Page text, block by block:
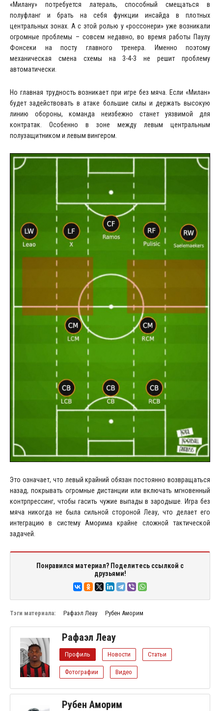
«Милану» потребуется латераль, способный смещаться в
полуфланг и брать на себя функции инсайда в плотных
центральных зонах. А с этой ролью у «россонери» уже возникали
огромные проблемы – совсем недавно, во время работы Паулу
Фонсеки на посту главного тренера. Именно поэтому
механическая смена схемы на 3-4-3 не решит проблему
автоматически.
Но главная трудность возникает при игре без мяча. Если «Милан»
будет задействовать в атаке большие силы и держать высокую
линию обороны, команда неизбежно станет уязвимой для
контратак. Особенно в зоне между левым центральным
полузащитником и левым вингером.
Это означает, что левый крайний обязан постоянно возвращаться
назад, покрывать огромные дистанции или включать мгновенный
контрпрессинг, чтобы гасить чужие выпады в зародыше. Игра без
мяча никогда не была сильной стороной Леау, что делает его
интеграцию в систему Аморима крайне сложной тактической
задачей.
Понравился материал? Поделитесь ссылкой с
друзьями!
Тэги материала: Рафаэл Леау Рубен Аморим
Рафаэл Леау
Профиль Новости Статьи
Фотографии Видео
Рубен Аморим